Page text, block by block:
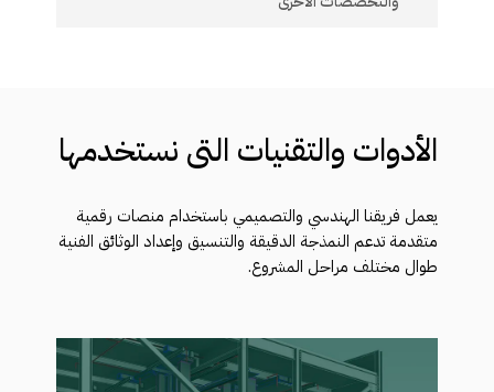
الأدوات والتقنيات التي نستخدمها
يعمل فريقنا الهندسي والتصميمي باستخدام منصات رقمية
متقدمة تدعم النمذجة الدقيقة والتنسيق وإعداد الوثائق الفنية
طوال مختلف مراحل المشروع.